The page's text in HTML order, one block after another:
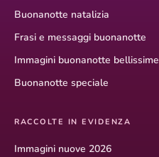
Buonanotte natalizia
Frasi e messaggi buonanotte
Immagini buonanotte bellissime
Buonanotte speciale
RACCOLTE IN EVIDENZA
Immagini nuove 2026